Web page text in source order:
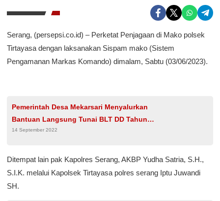
Serang, (persepsi.co.id) – Perketat Penjagaan di Mako polsek
Tirtayasa dengan laksanakan Sispam mako (Sistem
Pengamanan Markas Komando) dimalam, Sabtu (03/06/2023).
Pemerintah Desa Mekarsari Menyalurkan
Bantuan Langsung Tunai BLT DD Tahun
Anggaran 2022 Kepada125 keluarga penerima
14 September 2022
Ditempat lain pak Kapolres Serang, AKBP Yudha Satria, S.H.,
S.I.K. melalui Kapolsek Tirtayasa polres serang Iptu Juwandi
SH.